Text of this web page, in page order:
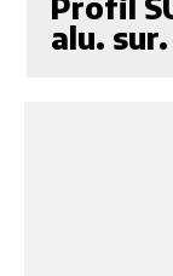
alu.